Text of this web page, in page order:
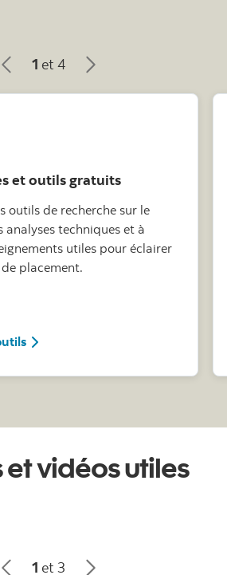
1 et 4
et outils gratuits
outils de recherche sur le
analyses techniques et à
utiles pour éclairer
placement.
Explorer les outils
vidéos utiles
1 et 3